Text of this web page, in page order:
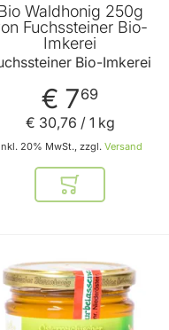
Waldhonig 250g
Fuchssteiner Bio-
Imkerei
Bio-Imkerei
€ 769
Inkl. 20% MwSt., zzgl. Versand
€ 30,76 / 1 kg
In den